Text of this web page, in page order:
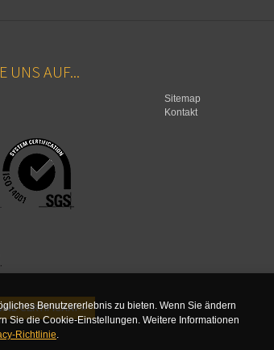
UNS AUF...
CERTIFICAAT >
Sitemap
Kontakt
Benutzererlebnis zu bieten. Wenn Sie ändern
Sie die Cookie-Einstellungen. Weitere Informationen
Richtlinie.